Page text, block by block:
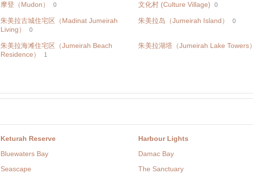
摩登（Mudon） 0 文化村 (Culture Village) 0
朱美拉古城住宅区（Madinat Jumeirah
Living）
0
朱美拉岛（Jumeirah Island） 0
朱美拉海滩住宅区（Jumeirah Beach
Residence）
1
朱美拉湖塔（Jumeirah Lake Towers）
Keturah Reserve Harbour Lights
Bluewaters Bay Damac Bay
Seascape The Sanctuary